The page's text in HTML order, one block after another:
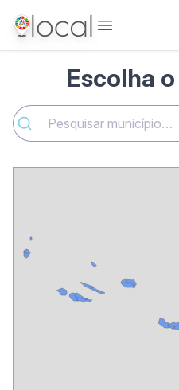
Abrir menu
Escolha